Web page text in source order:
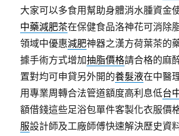
大家可以多食用幫助身體消水腫資金
中藥減肥茶在保健食品洛神花可消除
領域中優惠減肥神器之漢方荷葉茶的
據手術方式增加抽脂價格請合格的麻
置對均可申貸另外開的養髮液在中醫
用專業周轉合法管道額度高利息低台
額借錢這些足浴包單件客製化衣服價
服設計師及工廠師傅快速解決歷史資